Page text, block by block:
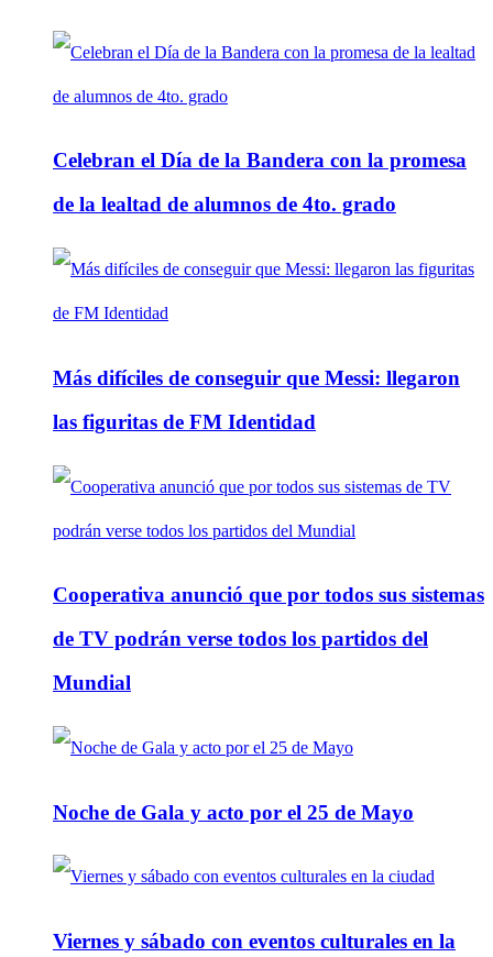
Celebran el Día de la Bandera con la promesa
de la lealtad de alumnos de 4to. grado
Más difíciles de conseguir que Messi: llegaron
las figuritas de FM Identidad
Cooperativa anunció que por todos sus sistemas
de TV podrán verse todos los partidos del
Mundial
Noche de Gala y acto por el 25 de Mayo
Viernes y sábado con eventos culturales en la